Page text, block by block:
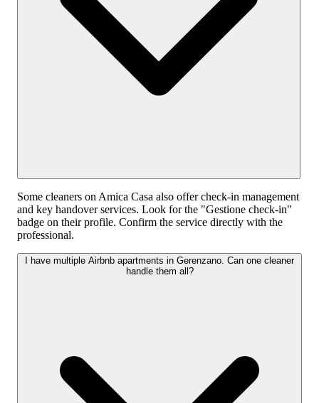
Some cleaners on Amica Casa also offer check-in management
and key handover services. Look for the "Gestione check-in"
badge on their profile. Confirm the service directly with the
professional.
I have multiple Airbnb apartments in Gerenzano. Can one cleaner
handle them all?